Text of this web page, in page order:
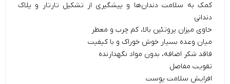
کمک به سلامت دندان‌ها و پیشگیری از تشکیل تارتار و پلاک
دندانی
حاوی میزان پروتئین بالا، کم چرب و معطر
میان وعده بسیار خوش خوراک و با کیفیت
فاقد شکر اضافه، بدون مواد نگهدارنده
تقویت مفاصل
افزایش سلامت پوست